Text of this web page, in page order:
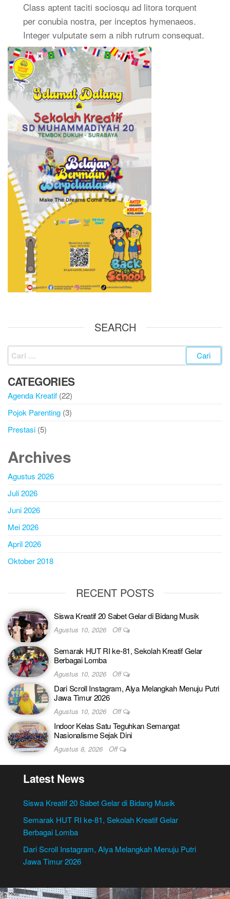
Class aptent taciti sociosqu ad litora torquent
per conubia nostra, per inceptos hymenaeos.
Integer vulputate sem a nibh rutrum consequat.
SEARCH
CATEGORIES
Agenda Kreatif (22)
Pojok Parenting (3)
Prestasi (5)
Archives
Agustus 2026
Juli 2026
Juni 2026
Mei 2026
April 2026
Oktober 2018
RECENT POSTS
Siswa Kreatif 20 Sabet Gelar di Bidang Musik
Agustus 10, 2026 Off
Semarak HUT RI ke-81, Sekolah Kreatif Gelar
Berbagai Lomba
Agustus 10, 2026 Off
Dari Scroll Instagram, Alya Melangkah Menuju Putri
Jawa Timur 2026
Agustus 10, 2026 Off
Indoor Kelas Satu Teguhkan Semangat
Nasionalisme Sejak Dini
Agustus 8, 2026 Off
Latest News
Siswa Kreatif 20 Sabet Gelar di Bidang Musik
Semarak HUT RI ke-81, Sekolah Kreatif Gelar
Berbagai Lomba
Dari Scroll Instagram, Alya Melangkah Menuju Putri
Jawa Timur 2026